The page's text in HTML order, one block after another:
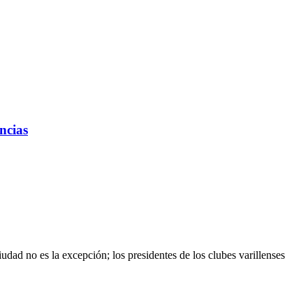
no es la excepción; los presidentes de los clubes varillenses